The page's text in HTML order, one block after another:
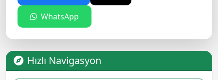
WhatsApp
Hızlı Navigasyon